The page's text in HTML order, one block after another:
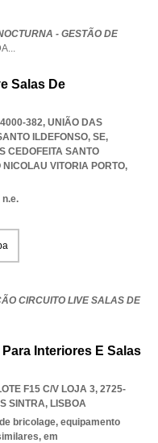
- GESTÃO DE
...
Salas De
382, UNIÃO DAS
ILDEFONSO, SE,
CEDOFEITA SANTO
NICOLAU VITORIA PORTO,
CIRCUITO LIVE SALAS DE
Interiores E Salas
F15 C/V LOJA 3, 2725-
SINTRA, LISBOA
bricolage, equipamento
em